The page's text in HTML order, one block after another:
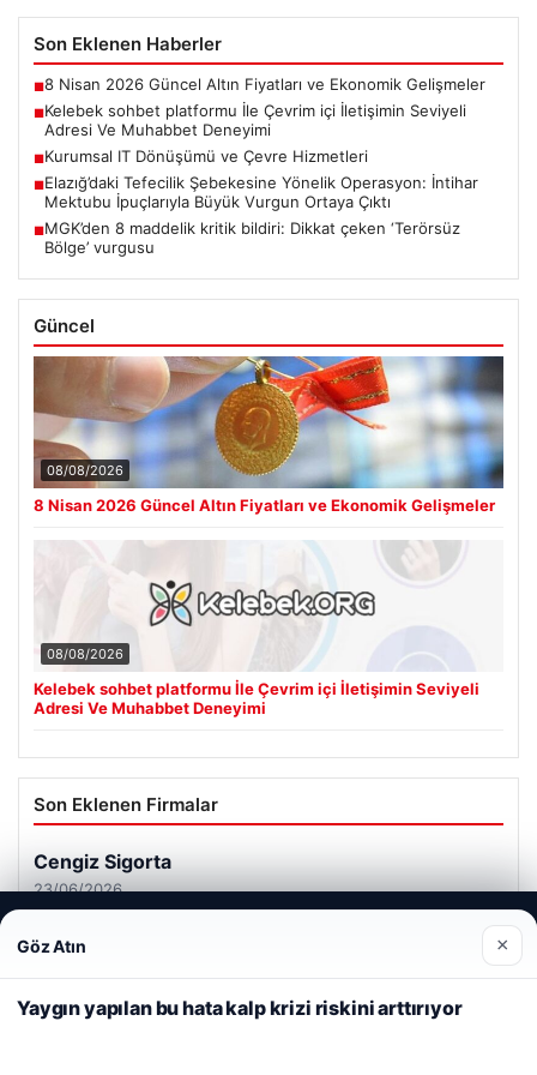
Son Eklenen Haberler
■8 Nisan 2026 Güncel Altın Fiyatları ve Ekonomik Gelişmeler
■Kelebek sohbet platformu İle Çevrim içi İletişimin Seviyeli
Adresi Ve Muhabbet Deneyimi
■Kurumsal IT Dönüşümü ve Çevre Hizmetleri
■Elazığ’daki Tefecilik Şebekesine Yönelik Operasyon: İntihar
Mektubu İpuçlarıyla Büyük Vurgun Ortaya Çıktı
■MGK’den 8 maddelik kritik bildiri: Dikkat çeken ‘Terörsüz
Bölge’ vurgusu
Güncel
08/08/2026
8 Nisan 2026 Güncel Altın Fiyatları ve Ekonomik Gelişmeler
08/08/2026
Kelebek sohbet platformu İle Çevrim içi İletişimin Seviyeli
Adresi Ve Muhabbet Deneyimi
Son Eklenen Firmalar
Cengiz Sigorta
23/06/2026
deneyiminizi kişiselleştirmek ve geliştirmek amacıyla çerezler
kullanıyoruz.Çerez Politikamız
Reddet Kabul Et
Göz Atın ×
Yaygın yapılan bu hata kalp krizi riskini arttırıyor